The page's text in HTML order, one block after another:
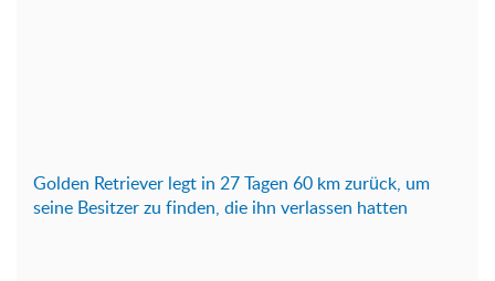
Golden Retriever legt in 27 Tagen 60 km zurück, um
seine Besitzer zu finden, die ihn verlassen hatten